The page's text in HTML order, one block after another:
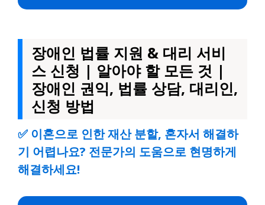
장애인 법률 지원 & 대리 서비
스 신청 | 알아야 할 모든 것 |
장애인 권익, 법률 상담, 대리인,
신청 방법
✅ 이혼으로 인한 재산 분할, 혼자서 해결하
기 어렵나요? 전문가의 도움으로 현명하게
해결하세요!